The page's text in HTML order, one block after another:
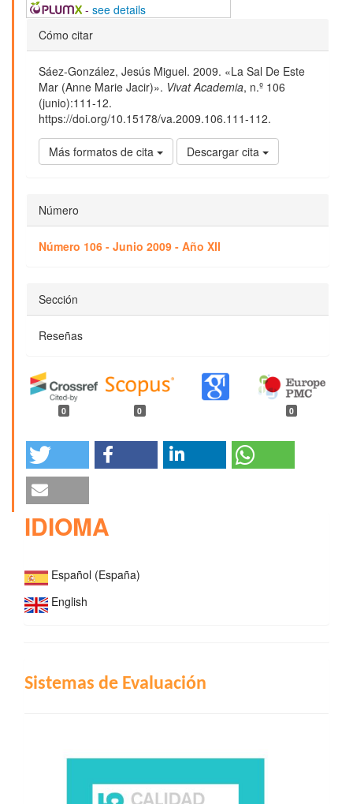
- see details
Detalles
del
artículo
Cómo citar
Sáez-González, Jesús Miguel. 2009. «La Sal De Este
Mar (Anne Marie Jacir)». Vivat Academia, n.º 106
(junio):111-12.
https://doi.org/10.15178/va.2009.106.111-112.
Más formatos de cita Descargar cita
Número
Número 106 - Junio 2009 - Año XII
Sección
Reseñas
0 0 0
IDIOMA
Español (España)
English
INDIZACIÓN
Sistemas de Evaluación